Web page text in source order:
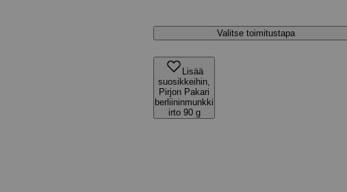
Valitse toimitustapa
Lisää
suosikkeihin,
Pirjon Pakari
berliininmunkki
irto 90 g